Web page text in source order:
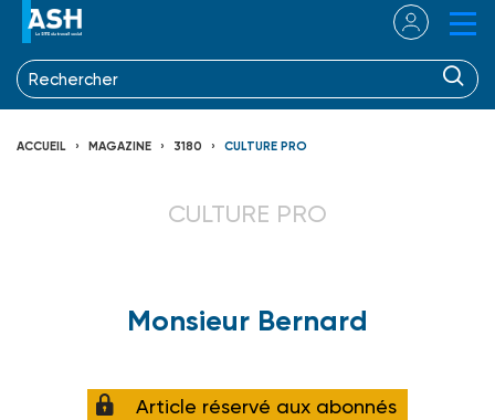
ACCUEIL MAGAZINE 3180 CULTURE PRO
CULTURE PRO
Monsieur Bernard
Article réservé aux abonnés